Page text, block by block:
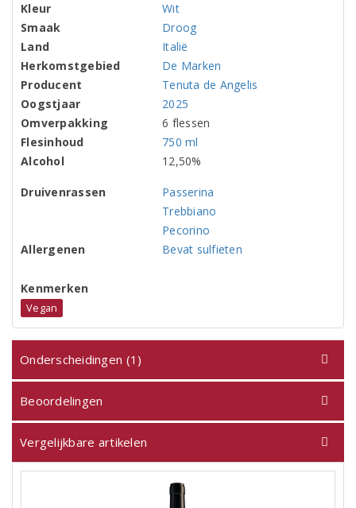
Kleur
Wit
Smaak
Droog
Land
Italië
Herkomstgebied
De Marken
Producent
Tenuta de Angelis
Oogstjaar
2025
Omverpakking
6 flessen
Flesinhoud
750 ml
Alcohol
12,50%
Druivenrassen
Passerina
Trebbiano
Pecorino
Allergenen
Bevat sulfieten
Kenmerken
Vegan
Onderscheidingen (1)
Beoordelingen
Vergelijkbare artikelen